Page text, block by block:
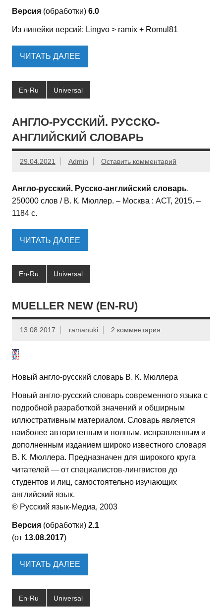
Версия (обработки) 6.0
Из линейки версий: Lingvo > ramix + Romul81
ЧИТАТЬ ДАЛЕЕ
En-Ru Universal
АНГЛО-РУССКИЙ. РУССКО-
АНГЛИЙСКИЙ СЛОВАРЬ
29.04.2021 Admin Оставить комментарий
Англо-русский. Русско-английский словарь.
250000 слов / В. К. Мюллер. – Москва : АСТ, 2015. –
1184 с.
ЧИТАТЬ ДАЛЕЕ
En-Ru Universal
MUELLER NEW (EN-RU)
13.08.2017 ramanuki 2 комментария
Новый англо-русский словарь В. К. Мюллера
Новый англо-русский словарь современного языка с
подробной разработкой значений и обширным
иллюстративным материалом. Словарь является
наиболее авторитетным и полным, исправленным и
дополненным изданием широко известного словаря
В. К. Мюллера. Предназначен для широкого круга
читателей — от специалистов-лингвистов до
студентов и лиц, самостоятельно изучающих
английский язык.
© Русский язык-Медиа, 2003
Версия (обработки) 2.1
(от 13.08.2017)
ЧИТАТЬ ДАЛЕЕ
En-Ru Universal